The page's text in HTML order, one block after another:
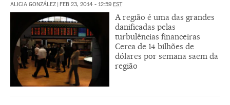
ALICIA GONZÁLEZ | FEB 23, 2014 - 12:59 EST
A região é uma das grandes
danificadas pelas
turbulências financeiras
Cerca de 14 bilhões de
dólares por semana saem da
região